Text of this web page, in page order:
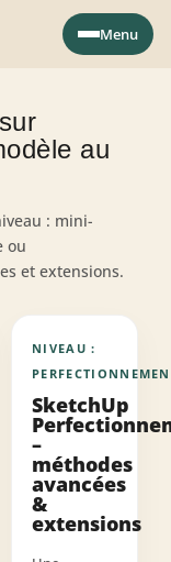
Menu
au
: mini-
ou
et extensions.
NIVEAU :
SketchUp
–
méthodes
avancées
&
extensions